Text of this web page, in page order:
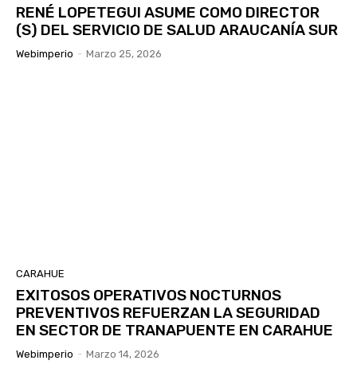
RENÉ LOPETEGUI ASUME COMO DIRECTOR
(S) DEL SERVICIO DE SALUD ARAUCANÍA SUR
Webimperio - Marzo 25, 2026
CARAHUE
EXITOSOS OPERATIVOS NOCTURNOS
PREVENTIVOS REFUERZAN LA SEGURIDAD
EN SECTOR DE TRANAPUENTE EN CARAHUE
Webimperio - Marzo 14, 2026